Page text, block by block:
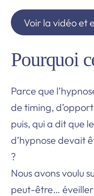
Voir la vidéo et
Pourquoi
Parce que
de timing,
puis, qui a dit que
d’hypnose devait
?
Nous avons voulu
peut-être…